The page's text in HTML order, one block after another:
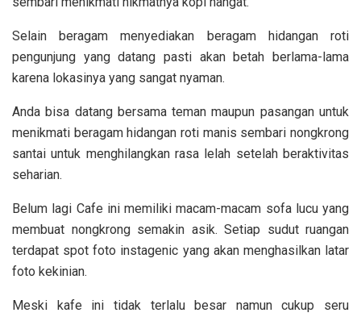
Selain beragam menyediakan beragam hidangan roti
pengunjung yang datang pasti akan betah berlama-lama
karena lokasinya yang sangat nyaman.
Anda bisa datang bersama teman maupun pasangan untuk
menikmati beragam hidangan roti manis sembari nongkrong
santai untuk menghilangkan rasa lelah setelah beraktivitas
seharian.
Belum lagi Cafe ini memiliki macam-macam sofa lucu yang
membuat nongkrong semakin asik. Setiap sudut ruangan
terdapat spot foto instagenic yang akan menghasilkan latar
foto kekinian.
Meski kafe ini tidak terlalu besar namun cukup seru